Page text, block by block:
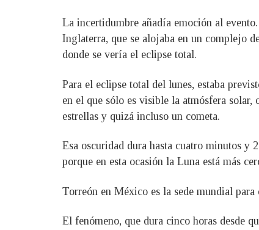
La incertidumbre añadía emoción al
Inglaterra, que se alojaba en un complejo
donde se vería el eclipse total.
Para el eclipse total del lunes, estaba
en el que sólo es visible la atmósfera
estrellas y quizá incluso un cometa.
Esa oscuridad dura hasta cuatro minutos y
porque en esta ocasión la Luna está más
Torreón en México es la sede mundial para
El fenómeno, que dura cinco horas desde